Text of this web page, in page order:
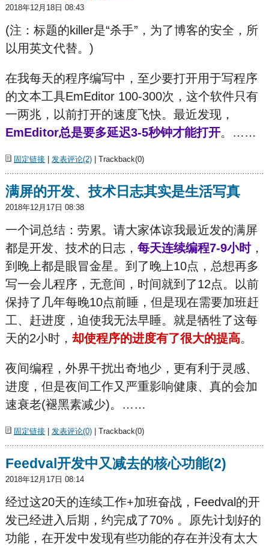
2018年12月18日 08:43
(注：标题的killer是“杀手”，为了博客的安全，所
以用英文代替。)
在我每天的程序编写中，至少要打开用于写程序
的文本工具EmEditor 100-300次，这个软件只有
一两兆，以前打开的速度飞快。最近发现，
EmEditor总是要多延迟3-5秒钟才能打开。……
固定链接| 发表评论(2)| Trackback(0)
满屏的开发、技术日志其实是生活写真
2018年12月17日 08:38
一个词总结：劳累。请大家体谅我最近发的满屏
都是开发、技术的日志， 每天连续编程7-9小时，
到晚上都是眼冒金星。到了晚上10点，总想再多
写一会儿程序，无意间，时间就到了12点。以前
保持了几年每晚10点前睡，但是现在需要加班赶
工、赶进度，迫使我无法早睡。就是牺牲了这每
天的2小时， 却使程序的进度有了很大的提高。
夜间编程，外界干扰出奇地少，更有利于灵感、
进度，但是夜间工作又严重影响健康、真的会加
速衰老(褪黑素减少)。……
固定链接| 发表评论(0)| Trackback(0)
Feedval开发中又减去的核心功能(2)
2018年12月17日 08:14
经过这20天的连续工作+加班奋战，Feedval的开
发已经进入后期，约完成了70% 。原先计划好的
功能，在开发中发现有些功能的存在并没有太大